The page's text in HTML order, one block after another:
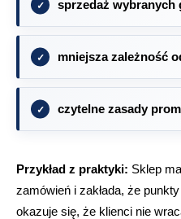
sprzedaż wybranych
mniejsza zależność
czytelne zasady
Przykład z praktyki: Sklep
zamówień i zakłada, że
okazuje się, że klienci nie